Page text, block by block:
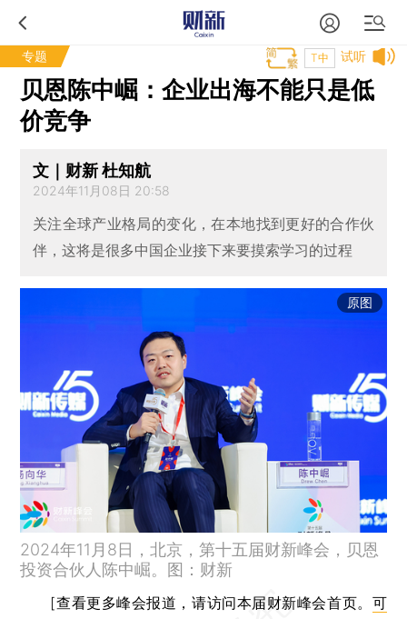
专题 试听
T中
贝恩陈中崛：企业出海不能只是低
价竞争
文｜财新 杜知航
2024年11月08日 20:58
关注全球产业格局的变化，在本地找到更好的合作伙
伴，这将是很多中国企业接下来要摸索学习的过程
原图
2024年11月8日，北京，第十五届财新峰会，贝恩
投资合伙人陈中崛。图：财新
[查看更多峰会报道，请访问本届财新峰会首页。 可